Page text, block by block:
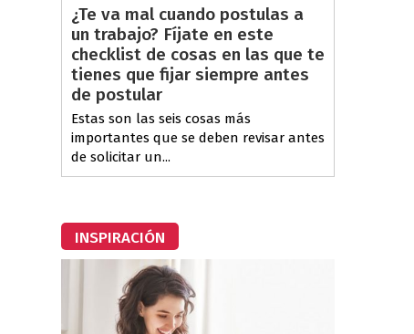
¿Te va mal cuando postulas a
un trabajo? Fíjate en este
checklist de cosas en las que te
tienes que fijar siempre antes
de postular
Estas son las seis cosas más
importantes que se deben revisar antes
de solicitar un...
INSPIRACIÓN